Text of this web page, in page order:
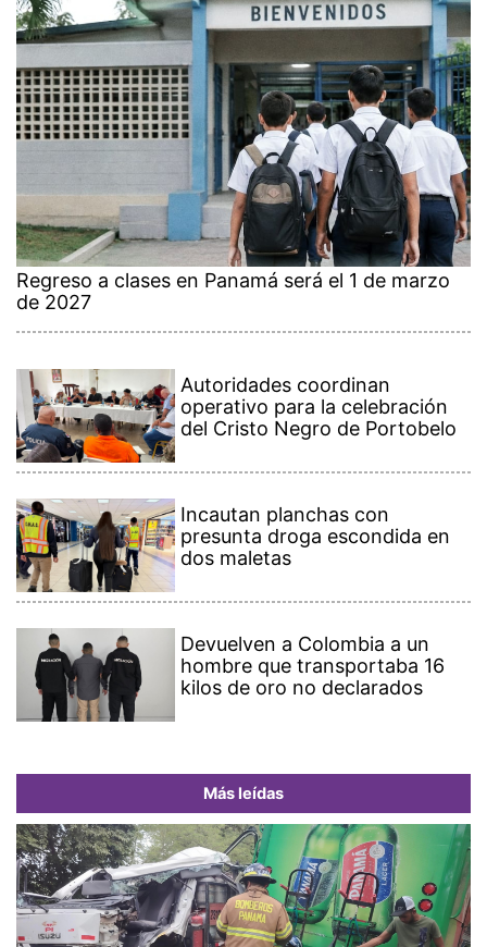
Regreso a clases en Panamá será el 1 de marzo
de 2027
Autoridades coordinan
operativo para la celebración
del Cristo Negro de Portobelo
Incautan planchas con
presunta droga escondida en
dos maletas
Devuelven a Colombia a un
hombre que transportaba 16
kilos de oro no declarados
Más leídas